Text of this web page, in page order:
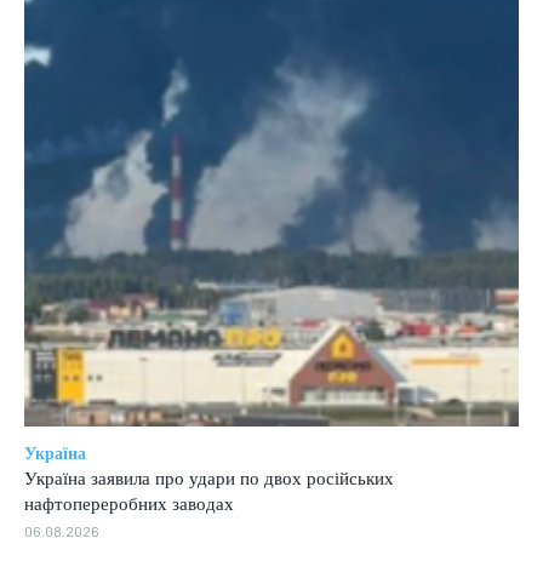
Україна
Україна заявила про удари по двох російських
нафтопереробних заводах
06.08.2026